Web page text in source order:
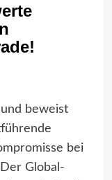
beweist
bei
Global-